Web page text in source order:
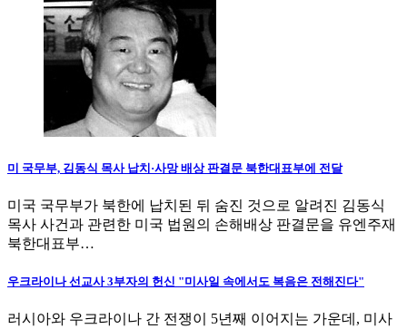
미 국무부, 김동식 목사 납치·사망 배상 판결문 북한대표부에 전달
미국 국무부가 북한에 납치된 뒤 숨진 것으로 알려진 김동식
목사 사건과 관련한 미국 법원의 손해배상 판결문을 유엔주재
북한대표부…
우크라이나 선교사 3부자의 헌신 "미사일 속에서도 복음은 전해진다"
러시아와 우크라이나 간 전쟁이 5년째 이어지는 가운데, 미사